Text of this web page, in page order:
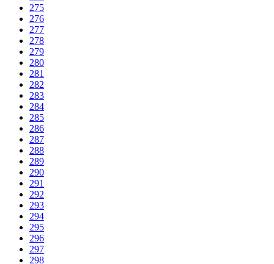
275
276
277
278
279
280
281
282
283
284
285
286
287
288
289
290
291
292
293
294
295
296
297
298